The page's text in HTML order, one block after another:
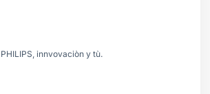
PHILIPS, innvovaciòn y tù.